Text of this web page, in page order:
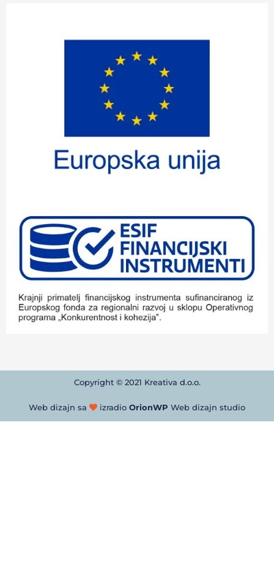
Copyright © 2021 Kreativa d.o.o.
Web dizajn sa izradio OrionWP Web dizajn studio